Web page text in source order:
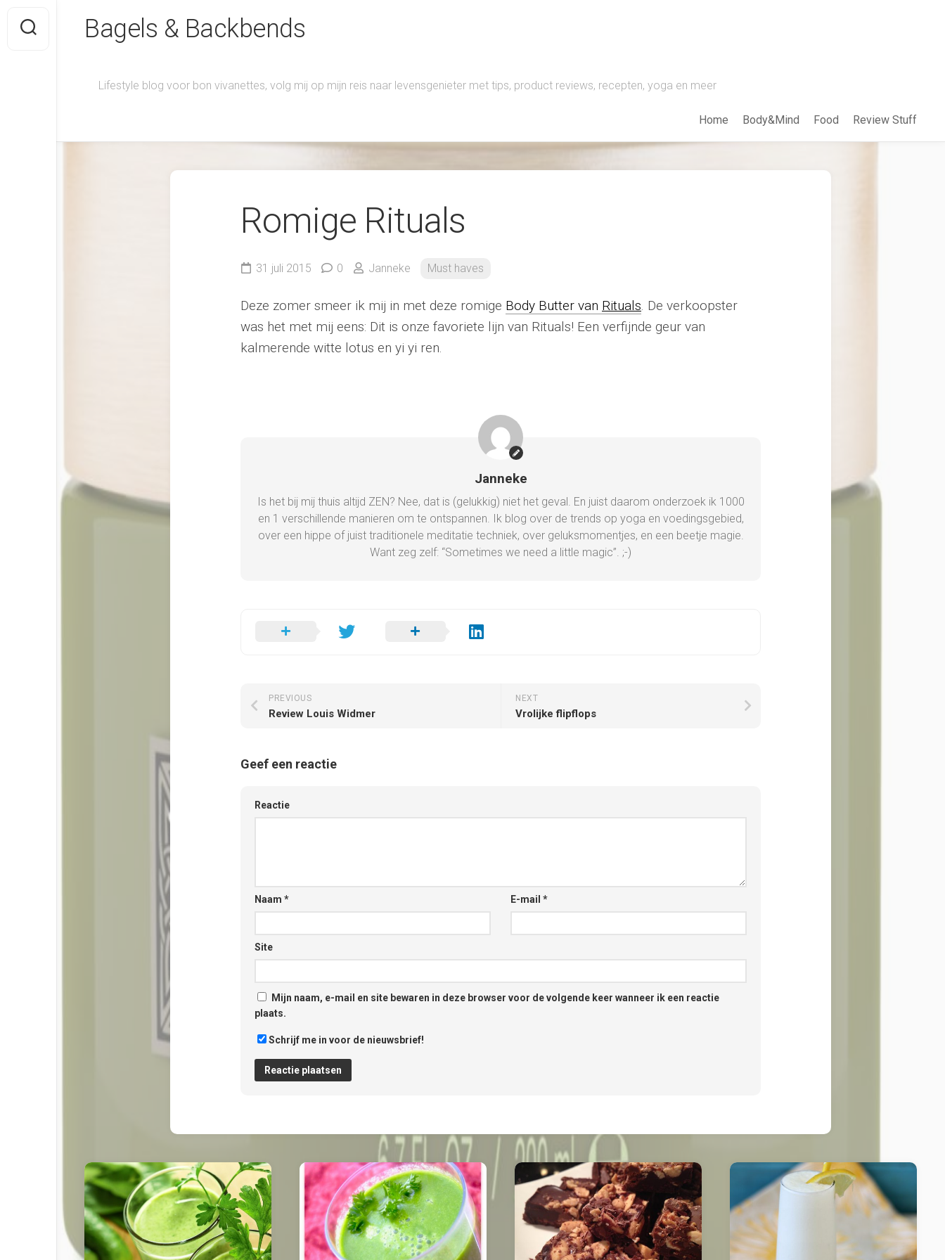
content
Bagels & Backbends
Lifestyle blog voor bon vivanettes, volg mij op mijn reis naar levensgenieter met tips, product reviews, recepten, yoga en meer
Home Body&Mind Food Review Stuff
Romige Rituals
31 juli 2015 0 Janneke Must haves
Deze zomer smeer ik mij in met deze romige Body Butter van Rituals. De verkoopster
was het met mij eens: Dit is onze favoriete lijn van Rituals! Een verfijnde geur van
kalmerende witte lotus en yi yi ren.
Janneke
Is het bij mij thuis altijd ZEN? Nee, dat is (gelukkig) niet het geval. En juist daarom onderzoek ik 1000
en 1 verschillende manieren om te ontspannen. Ik blog over de trends op yoga en voedingsgebied,
over een hippe of juist traditionele meditatie techniek, over geluksmomentjes, en een beetje magie.
Want zeg zelf: “Sometimes we need a little magic”. ;-)
NEXT
Vrolijke flipflops
PREVIOUS
Review Louis Widmer
Geef een reactie
Reactie
Naam * E-mail *
Site
Mijn naam, e-mail en site bewaren in deze browser voor de volgende keer wanneer ik een reactie
plaats.
Schrijf me in voor de nieuwsbrief!